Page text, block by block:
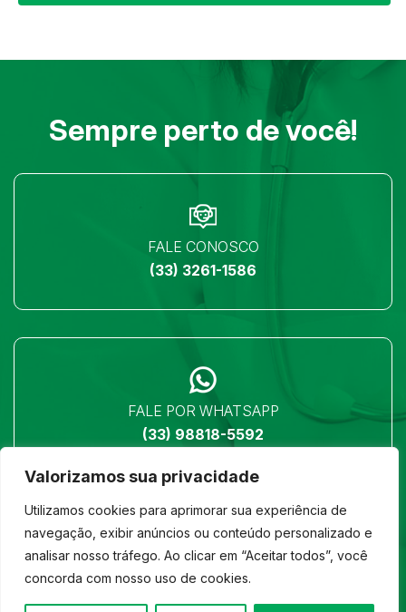
Valorizamos sua privacidade
Utilizamos cookies para aprimorar sua experiência de
navegação, exibir anúncios ou conteúdo personalizado e
analisar nosso tráfego. Ao clicar em “Aceitar todos”, você
concorda com nosso uso de cookies.
Sempre perto de você!
FALE CONOSCO
(33) 3261-1586
FALE POR WHATSAPP
(33) 98818-5592
LOCALIZAÇÃO